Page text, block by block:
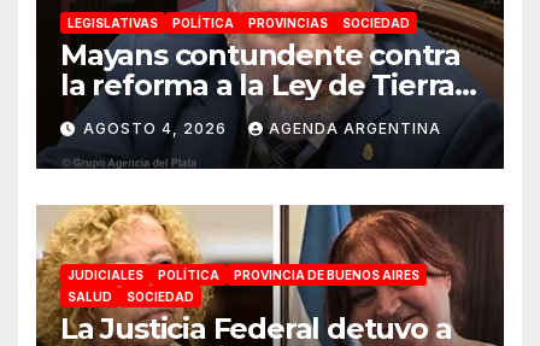
LEGISLATIVAS POLÍTICA PROVINCIAS SOCIEDAD
Mayans contundente contra
la reforma a la Ley de Tierras:
«Esta ley vende el país»
AGOSTO 4, 2026 AGENDA ARGENTINA
JUDICIALES POLÍTICA
PROVINCIA DE BUENOS AIRES
SALUD
SOCIEDAD
La Justicia Federal detuvo a